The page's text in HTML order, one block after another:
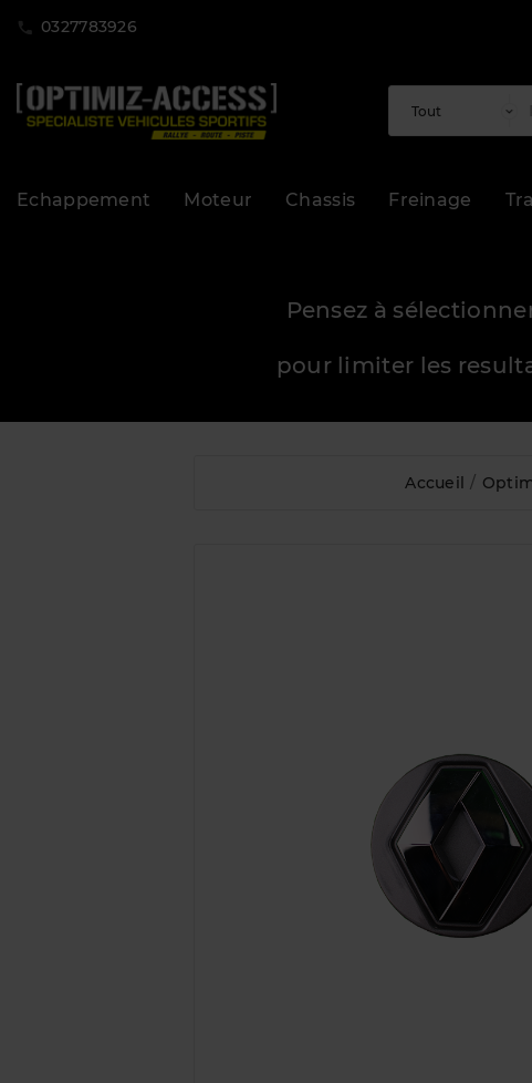
0327783926
Echappement Moteur Chassis Freinage
Pensez à
pour limiter les
Accueil